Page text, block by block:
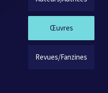
Œuvres
Revues/Fanzines